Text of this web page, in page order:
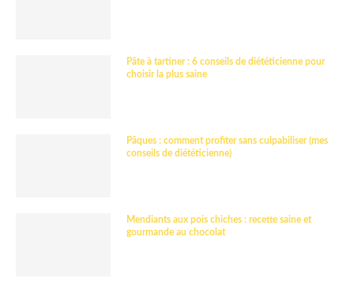
Pâte à tartiner : 6 conseils de diététicienne pour
choisir la plus saine
Pâques : comment profiter sans culpabiliser (mes
conseils de diététicienne)
Mendiants aux pois chiches : recette saine et
gourmande au chocolat